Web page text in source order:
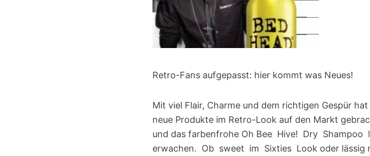
Retro-Fans aufgepasst: hier kommt was Neues!
Mit viel Flair, Charme und dem richtigen Gespür
neue Produkte im Retro-Look auf den Markt
und das farbenfrohe Oh Bee Hive! Dry
erwachen. Ob sweet im Sixties Look oder lässig